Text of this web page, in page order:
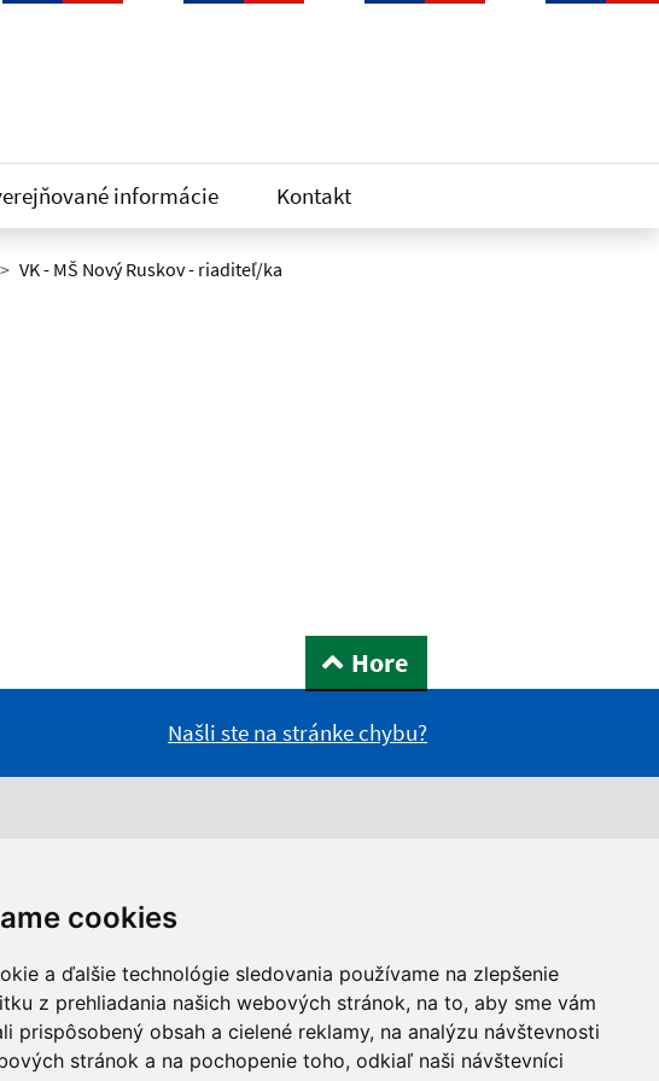
cookies
a ďalšie technológie sledovania používame na zlepšenie
z prehliadania našich webových stránok, na to, aby sme vám
prispôsobený obsah a cielené reklamy, na analýzu návštevnosti
stránok a na pochopenie toho, odkiaľ naši návštevníci
informácie Kontakt
VK - MŠ Nový Ruskov - riaditeľ/ka
Hore
Našli ste na stránke chybu?